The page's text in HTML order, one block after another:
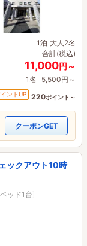
1泊 大人2名
合計(税込)
11,000円～
1名 5,500円～
イントUP 220ポイント～
クーポンGET
ックアウト10時
ッド1台]